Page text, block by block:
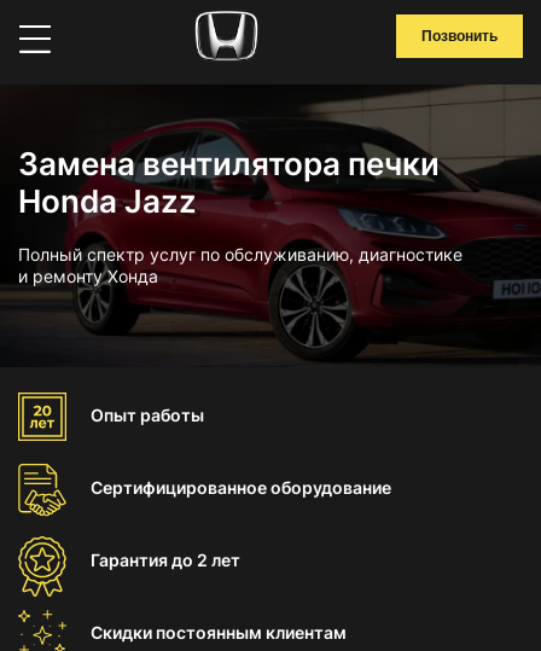
Позвонить
Замена вентилятора печки
Honda Jazz
Полный спектр услуг по обслуживанию, диагностике
и ремонту Хонда
Опыт работы
Сертифицированноеоборудование
Гарантиядо 2 лет
Скидки постоянным клиентам